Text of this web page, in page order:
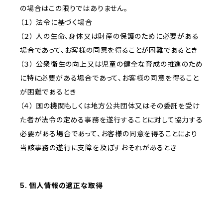
の場合はこの限りではありません。
（１） 法令に基づく場合
（２） 人の生命、身体又は財産の保護のために必要がある
場合であって、お客様の同意を得ることが困難であるとき
（３） 公衆衛生の向上又は児童の健全な育成の推進のため
に特に必要がある場合であって、お客様の同意を得ること
が困難であるとき
（４） 国の機関もしくは地方公共団体又はその委託を受け
た者が法令の定める事務を遂行することに対して協力する
必要がある場合であって、お客様の同意を得ることにより
当該事務の遂行に支障を及ぼすおそれがあるとき
5. 個人情報の適正な取得